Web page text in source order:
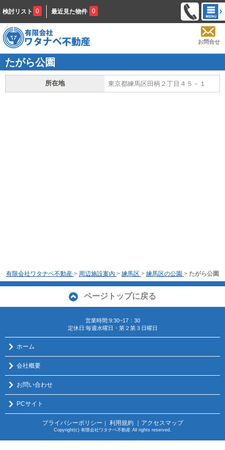
検討リスト 0 最近見た物件 0
お問合せ
たがら公園
所在地 東京都練馬区田柄２丁目４５－１
有限会社ワタナベ不動産 > 周辺施設案内 > 練馬区 > 練馬区の公園 > たがら公園
ページトップに戻る
営業時間:9:30~17：30
定休日:毎週水曜日・第２第３日曜日
ホーム
会社概要
お問い合わせ
PCサイト
プライバシーポリシー ｜ 利用規約 ｜アクセスマップ
Copyright(c) 有限会社ワタナベ不動産 All rights reserved.